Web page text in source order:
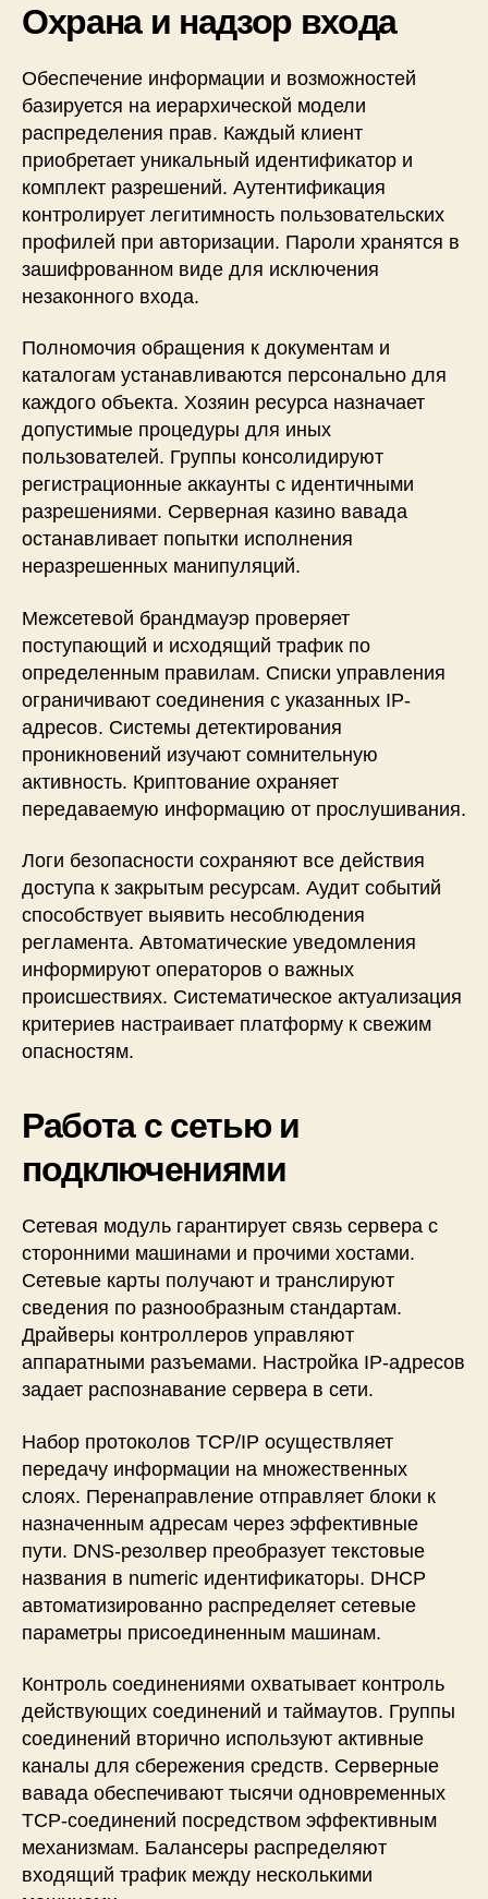
Охрана и надзор входа
Обеспечение информации и возможностей
базируется на иерархической модели
распределения прав. Каждый клиент
приобретает уникальный идентификатор и
комплект разрешений. Аутентификация
контролирует легитимность пользовательских
профилей при авторизации. Пароли хранятся в
зашифрованном виде для исключения
незаконного входа.
Полномочия обращения к документам и
каталогам устанавливаются персонально для
каждого объекта. Хозяин ресурса назначает
допустимые процедуры для иных
пользователей. Группы консолидируют
регистрационные аккаунты с идентичными
разрешениями. Серверная казино вавада
останавливает попытки исполнения
неразрешенных манипуляций.
Межсетевой брандмауэр проверяет
поступающий и исходящий трафик по
определенным правилам. Списки управления
ограничивают соединения с указанных IP-
адресов. Системы детектирования
проникновений изучают сомнительную
активность. Криптование охраняет
передаваемую информацию от прослушивания.
Логи безопасности сохраняют все действия
доступа к закрытым ресурсам. Аудит событий
способствует выявить несоблюдения
регламента. Автоматические уведомления
информируют операторов о важных
происшествиях. Систематическое актуализация
критериев настраивает платформу к свежим
опасностям.
Работа с сетью и
подключениями
Сетевая модуль гарантирует связь сервера с
сторонними машинами и прочими хостами.
Сетевые карты получают и транслируют
сведения по разнообразным стандартам.
Драйверы контроллеров управляют
аппаратными разъемами. Настройка IP-адресов
задает распознавание сервера в сети.
Набор протоколов TCP/IP осуществляет
передачу информации на множественных
слоях. Перенаправление отправляет блоки к
назначенным адресам через эффективные
пути. DNS-резолвер преобразует текстовые
названия в numeric идентификаторы. DHCP
автоматизированно распределяет сетевые
параметры присоединенным машинам.
Контроль соединениями охватывает контроль
действующих соединений и таймаутов. Группы
соединений вторично используют активные
каналы для сбережения средств. Серверные
вавада обеспечивают тысячи одновременных
TCP-соединений посредством эффективным
механизмам. Балансеры распределяют
входящий трафик между несколькими